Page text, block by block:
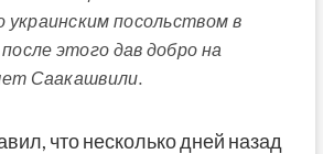
посольством в
этого дав добро на
Саакашвили.
что несколько дней назад